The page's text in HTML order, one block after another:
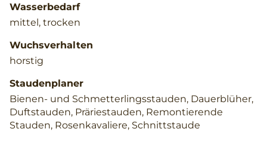
Wasserbedarf
mittel, trocken
Wuchsverhalten
horstig
Staudenplaner
Bienen- und Schmetterlingsstauden, Dauerblüher,
Duftstauden, Präriestauden, Remontierende
Stauden, Rosenkavaliere, Schnittstaude